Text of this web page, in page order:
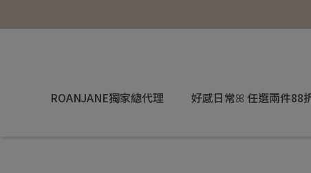
ROANJANE獨家總代理 好感日常ꕤ 任選兩件88